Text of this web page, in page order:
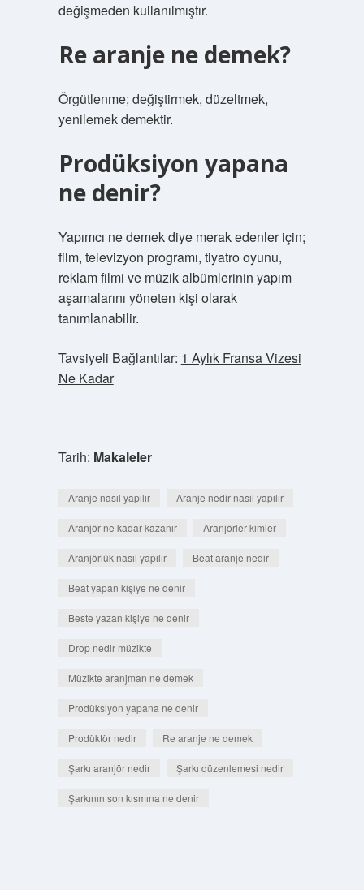
değişmeden kullanılmıştır.
Re aranje ne demek?
Örgütlenme; değiştirmek, düzeltmek,
yenilemek demektir.
Prodüksiyon yapana
ne denir?
Yapımcı ne demek diye merak edenler için;
film, televizyon programı, tiyatro oyunu,
reklam filmi ve müzik albümlerinin yapım
aşamalarını yöneten kişi olarak
tanımlanabilir.
Tavsiyeli Bağlantılar: 1 Aylık Fransa Vizesi
Ne Kadar
Tarih: Makaleler
Aranje nasıl yapılır Aranje nedir nasıl yapılır
Aranjör ne kadar kazanır Aranjörler kimler
Aranjörlük nasıl yapılır Beat aranje nedir
Beat yapan kişiye ne denir
Beste yazan kişiye ne denir
Drop nedir müzikte
Müzikte aranjman ne demek
Prodüksiyon yapana ne denir
Prodüktör nedir Re aranje ne demek
Şarkı aranjör nedir Şarkı düzenlemesi nedir
Şarkının son kısmına ne denir